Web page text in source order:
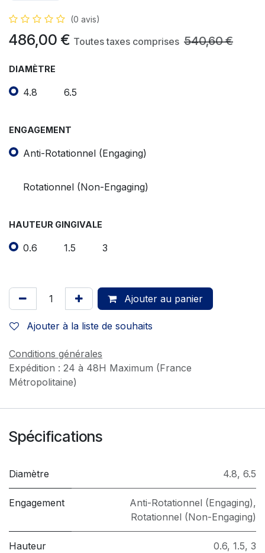
(0 avis)
486,00 € Toutes taxes comprises 540,60€
DIAMÈTRE
4.8 6.5
ENGAGEMENT
Anti-Rotationnel (Engaging)
Rotationnel (Non-Engaging)
HAUTEUR GINGIVALE
0.6 1.5 3
Ajouter au panier
Ajouter à la liste de souhaits
Conditions générales
Expédition : 24 à 48H Maximum (France
Métropolitaine)
Spécifications
Diamètre 4.8, 6.5
Engagement Anti-Rotationnel (Engaging),
Rotationnel (Non-Engaging)
Hauteur
0.6, 1.5, 3